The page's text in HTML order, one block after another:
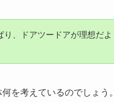
り、ドアツードアが理想だよ
を考えているのでしょう。